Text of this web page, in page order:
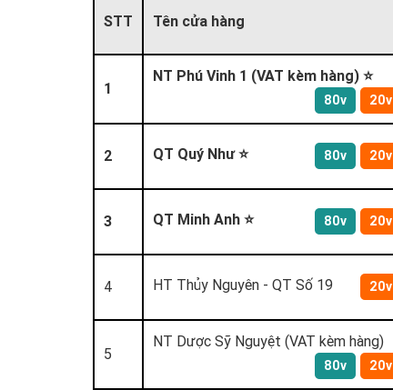
STT Tên cửa hàng
1
NT Phú Vinh 1 (VAT kèm hàng) ⭐
20v
80v
2 QT Quý Như ⭐ 20v
80v
3 QT Minh Anh ⭐ 20v
80v
4 HT Thủy Nguyên - QT Số 19 20v
5
NT Dược Sỹ Nguyệt (VAT kèm hàng)
20v
80v